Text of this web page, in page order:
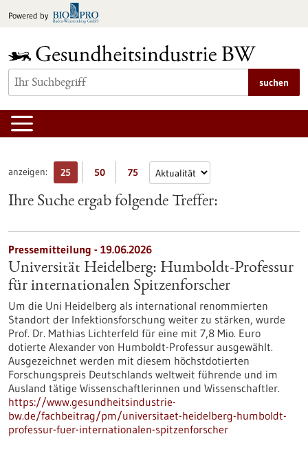
Inhalt
Powered by
suchen
anzeigen: 25 50 75
Ihre Suche ergab folgende Treffer:
Pressemitteilung - 19.06.2026
Universität Heidelberg: Humboldt-Professur
für internationalen Spitzenforscher
Um die Uni Heidelberg als international renommierten
Standort der Infektionsforschung weiter zu stärken, wurde
Prof. Dr. Mathias Lichterfeld für eine mit 7,8 Mio. Euro
dotierte Alexander von Humboldt-Professur ausgewählt.
Ausgezeichnet werden mit diesem höchstdotierten
Forschungspreis Deutschlands weltweit führende und im
Ausland tätige Wissenschaftlerinnen und Wissenschaftler.
https://www.gesundheitsindustrie-
bw.de/fachbeitrag/pm/universitaet-heidelberg-humboldt-
professur-fuer-internationalen-spitzenforscher